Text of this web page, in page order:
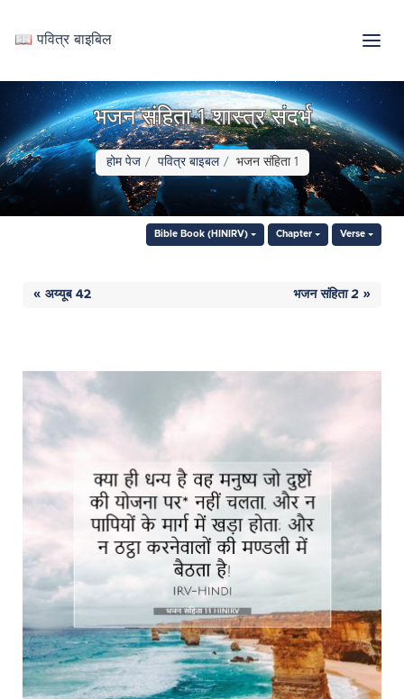
📖 पवित्र बाइबिल
भजन संहिता 1 शास्त्र संदर्भ
होम पेज पवित्र बाइबल भजन संहिता 1
Bible Book (HINIRV) Chapter Verse
« अय्यूब 42 भजन संहिता 2 »